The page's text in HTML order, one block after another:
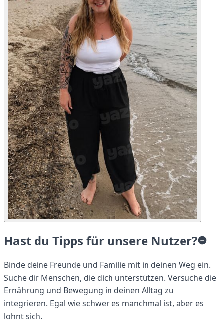
Hast du Tipps für unsere Nutzer?
Binde deine Freunde und Familie mit in deinen Weg ein.
Suche dir Menschen, die dich unterstützen. Versuche die
Ernährung und Bewegung in deinen Alltag zu
integrieren. Egal wie schwer es manchmal ist, aber es
lohnt sich.